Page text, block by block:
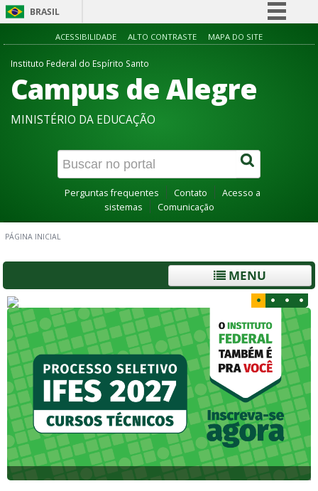
BRASIL
Simplifique!
Acesso à informação
Canais
ACESSIBILIDADE ALTO CONTRASTE MAPA DO SITE
Instituto Federal do Espírito Santo
Campus de Alegre
MINISTÉRIO DA EDUCAÇÃO
Perguntas frequentes Contato
Acesso a
sistemas
Comunicação
PÁGINA INICIAL
MENU